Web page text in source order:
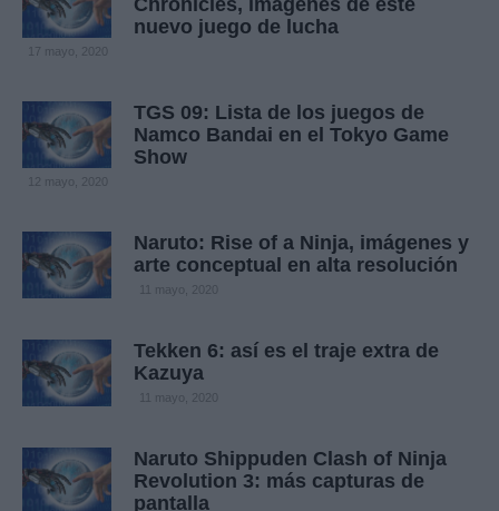
Chronicles, imágenes de este
nuevo juego de lucha
17 mayo, 2020
TGS 09: Lista de los juegos de
Namco Bandai en el Tokyo Game
Show
12 mayo, 2020
Naruto: Rise of a Ninja, imágenes y
arte conceptual en alta resolución
11 mayo, 2020
Tekken 6: así es el traje extra de
Kazuya
11 mayo, 2020
Naruto Shippuden Clash of Ninja
Revolution 3: más capturas de
pantalla